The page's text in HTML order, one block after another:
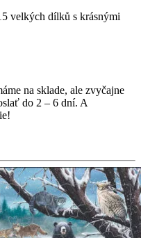
velkých dílků s krásnými
na sklade, ale zvyčajne
do 2 – 6 dní. A